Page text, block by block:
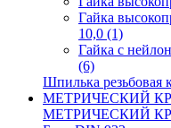
Гайка
10,0 (1)
Гайка с
(6)
Шпилька резьбовая
МЕТРИЧЕСКИЙ
МЕТРИЧЕСКИЙ